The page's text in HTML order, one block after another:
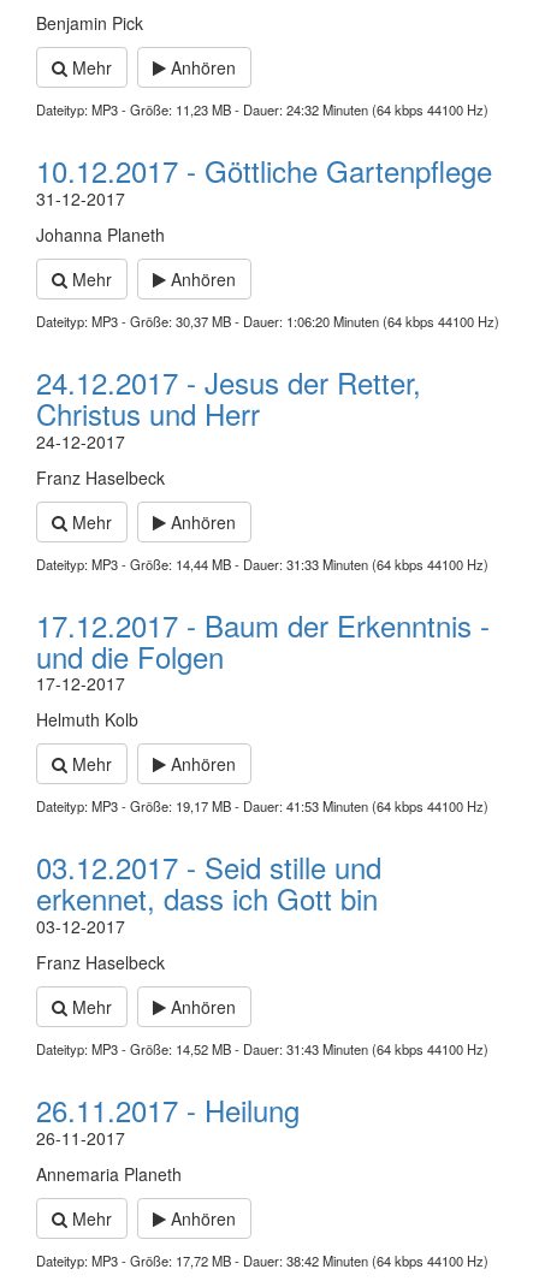
Benjamin Pick
Mehr
Anhören
Dateityp: MP3 - Größe: 11,23 MB - Dauer: 24:32 Minuten (64 kbps 44100 Hz)
10.12.2017 - Göttliche Gartenpflege
31-12-2017
Johanna Planeth
Mehr
Anhören
Dateityp: MP3 - Größe: 30,37 MB - Dauer: 1:06:20 Minuten (64 kbps 44100 Hz)
24.12.2017 - Jesus der Retter,
Christus und Herr
24-12-2017
Franz Haselbeck
Mehr
Anhören
Dateityp: MP3 - Größe: 14,44 MB - Dauer: 31:33 Minuten (64 kbps 44100 Hz)
17.12.2017 - Baum der Erkenntnis -
und die Folgen
17-12-2017
Helmuth Kolb
Mehr
Anhören
Dateityp: MP3 - Größe: 19,17 MB - Dauer: 41:53 Minuten (64 kbps 44100 Hz)
03.12.2017 - Seid stille und
erkennet, dass ich Gott bin
03-12-2017
Franz Haselbeck
Mehr
Anhören
Dateityp: MP3 - Größe: 14,52 MB - Dauer: 31:43 Minuten (64 kbps 44100 Hz)
26.11.2017 - Heilung
26-11-2017
Annemaria Planeth
Mehr
Anhören
Dateityp: MP3 - Größe: 17,72 MB - Dauer: 38:42 Minuten (64 kbps 44100 Hz)